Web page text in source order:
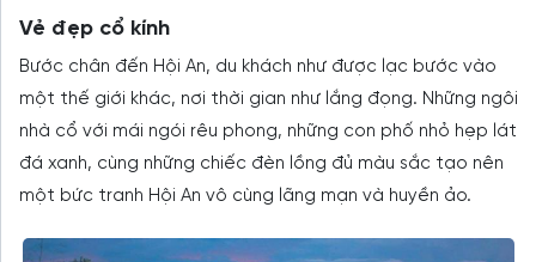
Vẻ đẹp cổ kính
Bước chân đến Hội An, du khách như được lạc bước vào
một thế giới khác, nơi thời gian như lắng đọng. Những ngôi
nhà cổ với mái ngói rêu phong, những con phố nhỏ hẹp lát
đá xanh, cùng những chiếc đèn lồng đủ màu sắc tạo nên
một bức tranh Hội An vô cùng lãng mạn và huyền ảo.